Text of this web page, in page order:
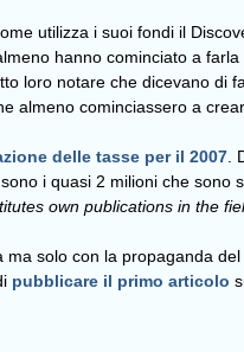
utilizza i suoi fondi il
hanno cominciato a
loro notare che dicevano di
almeno cominciassero a
delle tasse per il 2007
i quasi 2 milioni che sono
own publications in the
solo con la propaganda
pubblicare il primo articolo